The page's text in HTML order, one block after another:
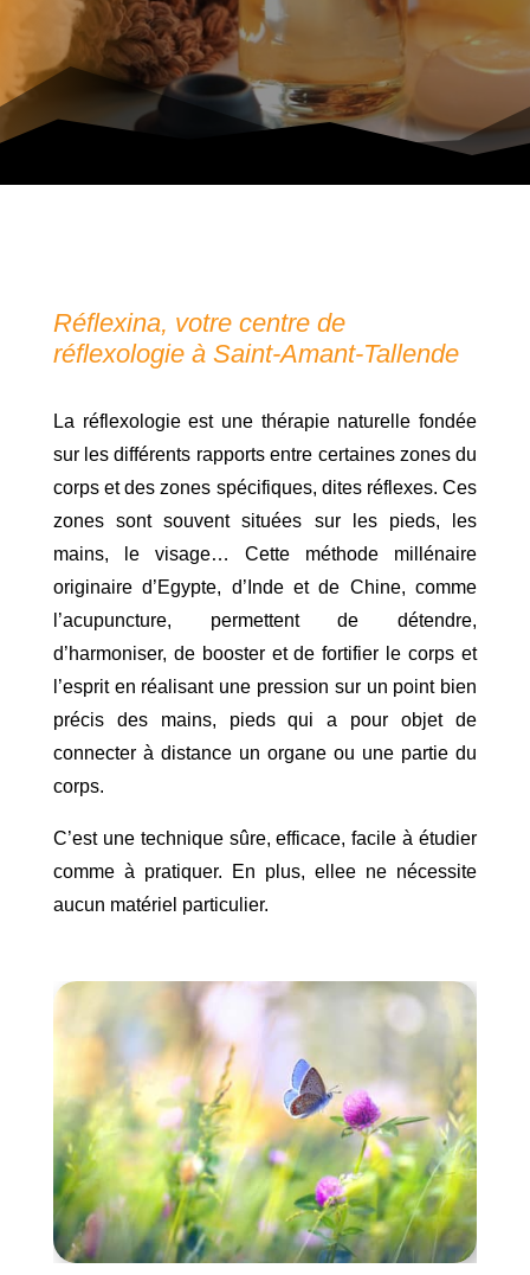
Réflexina, votre centre de
réflexologie à Saint-Amant-Tallende
La réflexologie est une thérapie naturelle fondée
sur les différents rapports entre certaines zones du
corps et des zones spécifiques, dites réflexes. Ces
zones sont souvent situées sur les pieds, les
mains, le visage… Cette méthode millénaire
originaire d’Egypte, d’Inde et de Chine, comme
l’acupuncture, permettent de détendre,
d’harmoniser, de booster et de fortifier le corps et
l’esprit en réalisant une pression sur un point bien
précis des mains, pieds qui a pour objet de
connecter à distance un organe ou une partie du
corps.
C’est une technique sûre, efficace, facile à étudier
comme à pratiquer. En plus, ellee ne nécessite
aucun matériel particulier.